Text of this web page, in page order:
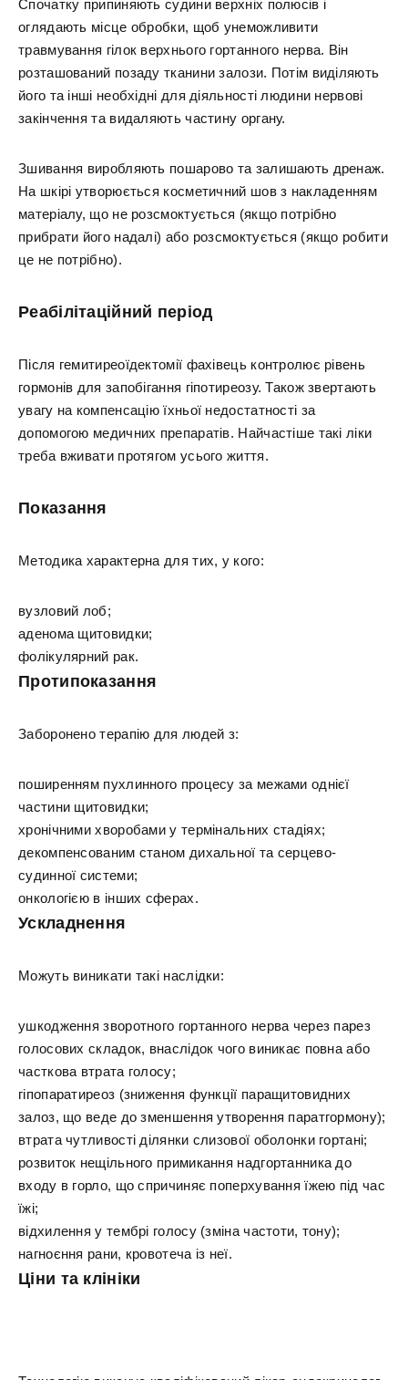
Спочатку припиняють судини верхніх полюсів і
оглядають місце обробки, щоб унеможливити
травмування гілок верхнього гортанного нерва. Він
розташований позаду тканини залози. Потім виділяють
його та інші необхідні для діяльності людини нервові
закінчення та видаляють частину органу.
Зшивання виробляють пошарово та залишають дренаж.
На шкірі утворюється косметичний шов з накладенням
матеріалу, що не розсмоктується (якщо потрібно
прибрати його надалі) або розсмоктується (якщо робити
це не потрібно).
Реабілітаційний період
Після гемитиреоїдектомії фахівець контролює рівень
гормонів для запобігання гіпотиреозу. Також звертають
увагу на компенсацію їхньої недостатності за
допомогою медичних препаратів. Найчастіше такі ліки
треба вживати протягом усього життя.
Показання
Методика характерна для тих, у кого:
вузловий лоб;
аденома щитовидки;
фолікулярний рак.
Протипоказання
Заборонено терапію для людей з:
поширенням пухлинного процесу за межами однієї
частини щитовидки;
хронічними хворобами у термінальних стадіях;
декомпенсованим станом дихальної та серцево-
судинної системи;
онкологією в інших сферах.
Ускладнення
Можуть виникати такі наслідки:
ушкодження зворотного гортанного нерва через парез
голосових складок, внаслідок чого виникає повна або
часткова втрата голосу;
гіпопаратиреоз (зниження функції паращитовидних
залоз, що веде до зменшення утворення паратгормону);
втрата чутливості ділянки слизової оболонки гортані;
розвиток нещільного примикання надгортанника до
входу в горло, що спричиняє поперхування їжею під час
їжі;
відхилення у тембрі голосу (зміна частоти, тону);
нагноєння рани, кровотеча із неї.
Ціни та клініки